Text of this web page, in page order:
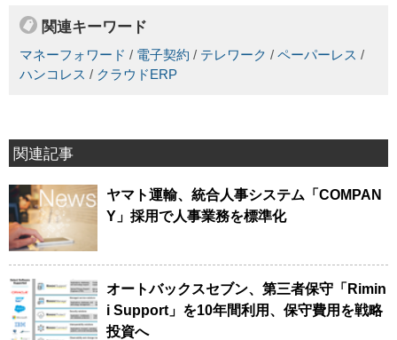
関連キーワード
マネーフォワード / 電子契約 / テレワーク / ペーパーレス /
ハンコレス / クラウドERP
関連記事
ヤマト運輸、統合人事システム「COMPAN
Y」採用で人事業務を標準化
オートバックスセブン、第三者保守「Rimin
i Support」を10年間利用、保守費用を戦略
投資へ